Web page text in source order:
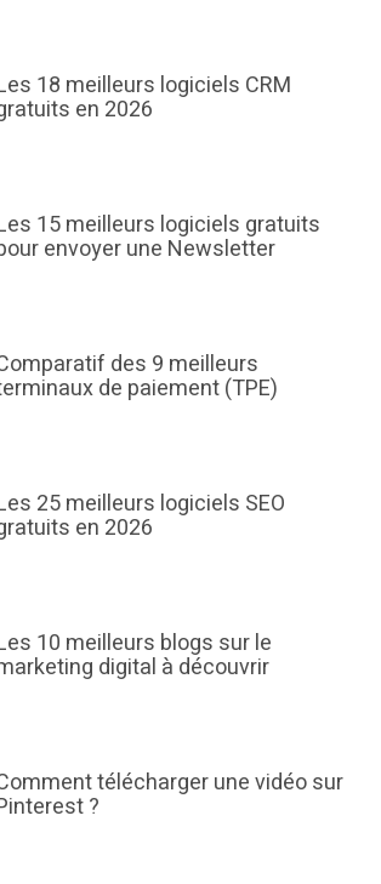
18 meilleurs logiciels CRM
en 2026
15 meilleurs logiciels gratuits
envoyer une Newsletter
des 9 meilleurs
de paiement (TPE)
25 meilleurs logiciels SEO
en 2026
10 meilleurs blogs sur le
digital à découvrir
télécharger une vidéo sur
?